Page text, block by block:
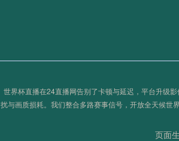
世界杯直播在24直播网告别了卡顿与延迟，平台升级
扰与画质损耗。我们整合多路赛事信号，开放全天候世
页面